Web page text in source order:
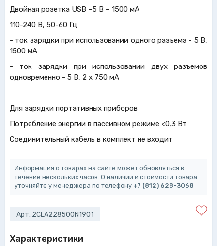
Двойная розетка USB –5 В – 1500 мА
110-240 В, 50-60 Гц
- ток зарядки при использовании одного разъема - 5 В,
1500 мА
- ток зарядки при использовании двух разъемов
одновременно - 5 В, 2 х 750 мА
Для зарядки портативных приборов
Потребление энергии в пассивном режиме <0,3 Вт
Соединительный кабель в комплект не входит
Информация о товарах на сайте может обновляться в
течение нескольких часов. О наличии и стоимости товара
уточняйте у менеджера по телефону +7 (812) 628-3068
Арт. 2CLA228500N1901
Характеристики